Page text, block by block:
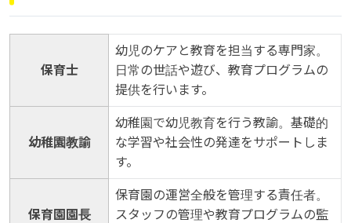
保育士
幼児のケアと教育を担当する専門家。
日常の世話や遊び、教育プログラムの
提供を行います。
幼稚園教諭
幼稚園で幼児教育を行う教諭。基礎的
な学習や社会性の発達をサポートしま
す。
保育園園長
保育園の運営全般を管理する責任者。
スタッフの管理や教育プログラムの監